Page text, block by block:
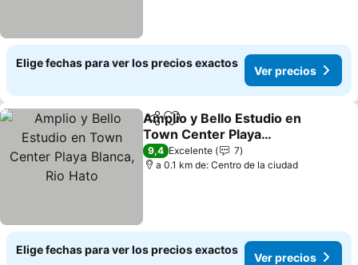
Elige fechas para ver los precios exactos
Ver precios
CompartirAgregar a favoritos
Amplio y Bello Estudio en
Town Center Playa
Blanca, Rio Hato
9,4 Excelente
7
a 0.1 km de: Centro de la ciudad
Elige fechas para ver los precios exactos
Ver precios